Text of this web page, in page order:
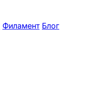
Филамент Блог